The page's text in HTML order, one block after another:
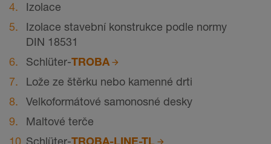
Izolace
Izolace stavební konstrukce podle normy
DIN 18531
Schlüter-TROBA
Lože ze štěrku nebo kamenné drti
Velkoformátové samonosné desky
Maltové terče
Schlüter-TROBA-LINE-TL